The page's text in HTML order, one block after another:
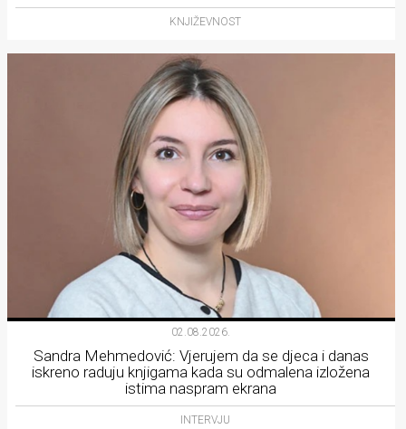
KNJIŽEVNOST
02.08.2026.
Sandra Mehmedović: Vjerujem da se djeca i danas
iskreno raduju knjigama kada su odmalena izložena
istima naspram ekrana
INTERVJU